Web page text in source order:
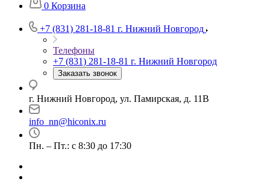
0 Корзина
+7 (831) 281-18-81 г. Нижний Новгород
Телефоны
+7 (831) 281-18-81 г. Нижний Новгород
Заказать звонок
г. Нижний Новгород, ул. Памирская, д. 11В
info_nn@hiconix.ru
Пн. – Пт.: с 8:30 до 17:30